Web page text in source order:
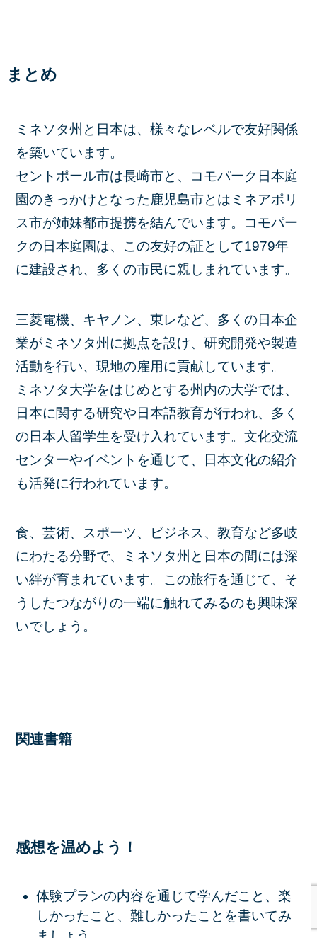
まとめ
ミネソタ州と日本は、様々なレベルで友好関係
を築いています。
セントポール市は長崎市と、コモパーク日本庭
園のきっかけとなった鹿児島市とはミネアポリ
ス市が姉妹都市提携を結んでいます。コモパー
クの日本庭園は、この友好の証として1979年
に建設され、多くの市民に親しまれています。
三菱電機、キヤノン、東レなど、多くの日本企
業がミネソタ州に拠点を設け、研究開発や製造
活動を行い、現地の雇用に貢献しています。
ミネソタ大学をはじめとする州内の大学では、
日本に関する研究や日本語教育が行われ、多く
の日本人留学生を受け入れています。文化交流
センターやイベントを通じて、日本文化の紹介
も活発に行われています。
食、芸術、スポーツ、ビジネス、教育など多岐
にわたる分野で、ミネソタ州と日本の間には深
い絆が育まれています。この旅行を通じて、そ
うしたつながりの一端に触れてみるのも興味深
いでしょう。
関連書籍
感想を温めよう！
体験プランの内容を通じて学んだこと、楽
しかったこと、難しかったことを書いてみ